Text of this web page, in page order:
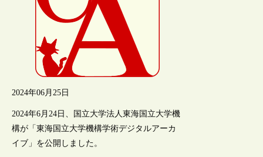
2024年06月25日
2024年6月24日、国立大学法人東海国立大学機
構が「東海国立大学機構学術デジタルアーカ
イブ」を公開しました。